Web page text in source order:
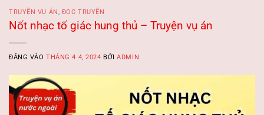
TRUYỆN VỤ ÁN , ĐỌC TRUYỆN
Nốt nhạc tố giác hung thủ – Truyện vụ án
ĐĂNG VÀOTHÁNG 4 4, 2024 BỞIADMIN